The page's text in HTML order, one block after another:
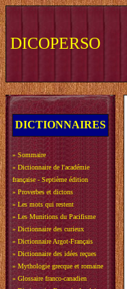
DICOPERSO
DICTIONNAIRES
» Sommaire
» Dictionnaire de l'académie
française - Septième édition
» Proverbes et dictons
» Les mots qui restent
» Les Munitions du Pacifisme
» Dictionnaire des curieux
» Dictionnaire Argot-Français
» Dictionnaire des idées reçues
» Mythologie grecque et romaine
» Glossaire franco-canadien